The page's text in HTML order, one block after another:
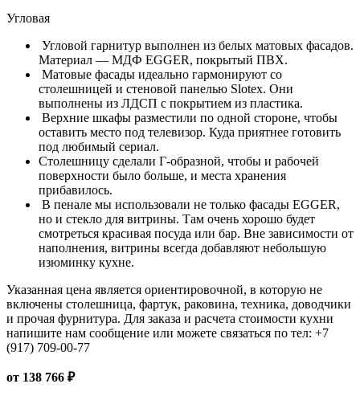
Угловая
Угловой гарнитур выполнен из белых матовых фасадов.
Материал — МДФ EGGER, покрытый ПВХ.
Матовые фасады идеально гармонируют со
столешницей и стеновой панелью Slotex. Они
выполнены из ЛДСП с покрытием из пластика.
Верхние шкафы разместили по одной стороне, чтобы
оставить место под телевизор. Куда приятнее готовить
под любимый сериал.
Столешницу сделали Г-образной, чтобы и рабочей
поверхности было больше, и места хранения
прибавилось.
В пенале мы использовали не только фасады EGGER,
но и стекло для витрины. Там очень хорошо будет
смотреться красивая посуда или бар. Вне зависимости от
наполнения, витрины всегда добавляют небольшую
изюминку кухне.
Указанная цена является ориентировочной, в которую не
включены столешница, фартук, раковина, техника, доводчики
и прочая фурнитура. Для заказа и расчета стоимости кухни
напишите нам сообщение или можете связаться по тел: +7
(917) 709-00-77
от 138 766 ₽